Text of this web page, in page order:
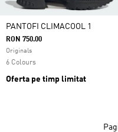
PANTOFI CLIMACOOL 1
RON 750.00
Originals
6 Colours
Oferta pe timp limitat